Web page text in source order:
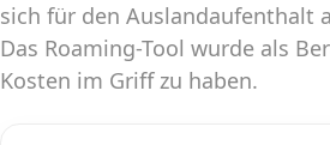
sich für den Auslandaufenthalt
Das Roaming-Tool wurde als
Kosten im Griff zu haben.